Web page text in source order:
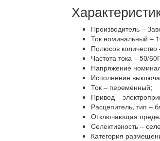
Производитель –
Ток номинальный –
Полюсов количество
Частота тока – 50/
Напряжение
Исполнение
Ток – переменный;
Привод –
Расцепитель, тип –
Отключающая
Селективность –
Категория